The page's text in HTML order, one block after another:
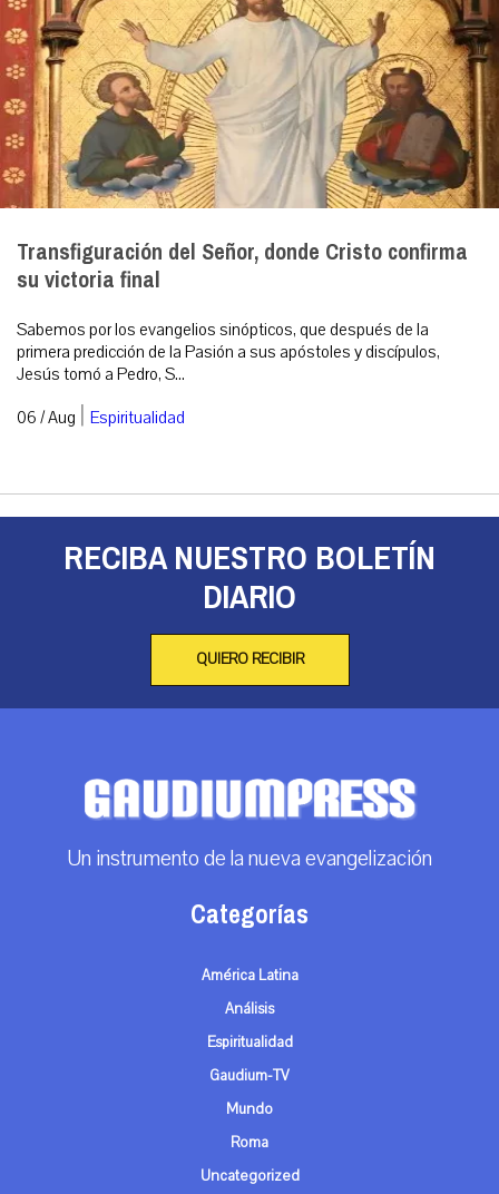
Transfiguración del Señor, donde Cristo confirma
su victoria final
Sabemos por los evangelios sinópticos, que después de la
primera predicción de la Pasión a sus apóstoles y discípulos,
Jesús tomó a Pedro, S...
06 / Aug | Espiritualidad
RECIBA NUESTRO BOLETÍN
DIARIO
QUIERO RECIBIR
Un instrumento de la nueva evangelización
Categorías
América Latina
Análisis
Espiritualidad
Gaudium-TV
Mundo
Roma
Uncategorized